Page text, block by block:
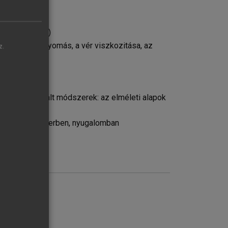
(„rCBF”)
perfúziós nyomás, a vér viszkozitása, az
használt módszerek: az elméleti alapok
felnőtt emberben, nyugalomban